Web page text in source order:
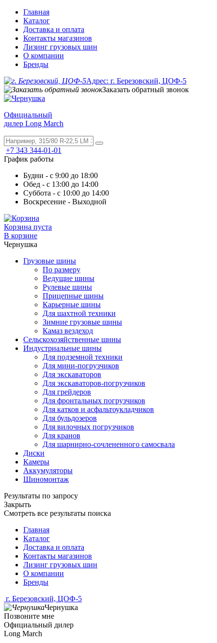
Главная
Каталог
Доставка и оплата
Контакты магазинов
Лизинг грузовых шин
О компании
Бренды
Адрес: г. Березовский, ЦОФ-5
Заказать обратный звонок
Официальный
дилер Long March
+7 343 344-01-01
График работы
Будни - с 9:00 до 18:00
Обед - с 13:00 до 14:00
Суббота - с 10:00 до 14:00
Воскресение - Выходной
Корзина пуста
В корзине
Чернушка
Грузовые шины
По размеру
Ведущие шины
Рулевые шины
Прицепные шины
Карьерные шины
Для шахтной техники
Зимние грузовые шины
Камаз вездеход
Сельскохозяйственные шины
Индустриальные шины
Для подземной техники
Для мини-погрузчиков
Для экскаваторов
Для экскаваторов-погрузчиков
Для грейдеров
Для фронтальных погрузчиков
Для катков и асфальтоукладчиков
Для бульдозеров
Для вилочных погрузчиков
Для кранов
Для шарнирно-сочлененного самосвала
Диски
Камеры
Аккумуляторы
Шиномонтаж
Результаты по запросу
Закрыть
Смотреть все результаты поиска
Главная
Каталог
Доставка и оплата
Контакты магазинов
Лизинг грузовых шин
О компании
Бренды
г. Березовский, ЦОФ-5
Чернушка
Позвоните мне
Официальный дилер
Long March